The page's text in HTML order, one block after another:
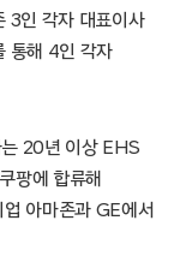
3인 각자 대표이사
통해 4인 각자
는 20년 이상 EHS
팡에 합류해
아마존과 GE에서